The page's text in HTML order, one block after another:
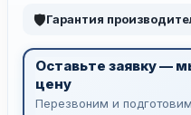
🛡Гарантия
Оставьте заявку —
цену
Перезвоним и